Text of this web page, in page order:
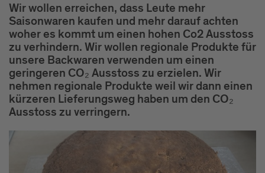
Wir wollen erreichen, dass Leute mehr
Saisonwaren kaufen und mehr darauf achten
woher es kommt um einen hohen Co2 Ausstoss
zu verhindern. Wir wollen regionale Produkte für
unsere Backwaren verwenden um einen
geringeren CO₂ Ausstoss zu erzielen. Wir
nehmen regionale Produkte weil wir dann einen
kürzeren Lieferungsweg haben um den CO₂
Ausstoss zu verringern.